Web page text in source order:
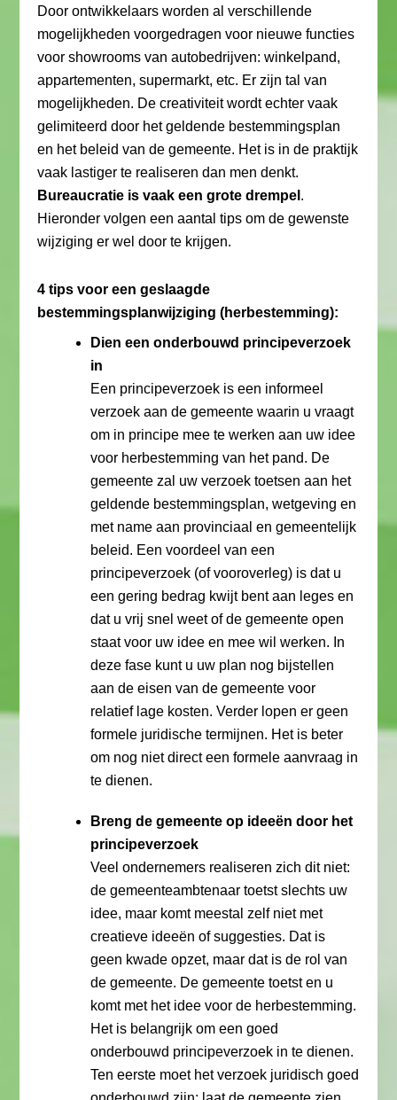
Door ontwikkelaars worden al verschillende
mogelijkheden voorgedragen voor nieuwe functies
voor showrooms van autobedrijven: winkelpand,
appartementen, supermarkt, etc. Er zijn tal van
mogelijkheden. De creativiteit wordt echter vaak
gelimiteerd door het geldende bestemmingsplan
en het beleid van de gemeente. Het is in de praktijk
vaak lastiger te realiseren dan men denkt.
Bureaucratie is vaak een grote drempel .
Hieronder volgen een aantal tips om de gewenste
wijziging er wel door te krijgen.
4 tips voor een geslaagde
bestemmingsplanwijziging (herbestemming):
Dien een onderbouwd principeverzoek
in
Een principeverzoek is een informeel
verzoek aan de gemeente waarin u vraagt
om in principe mee te werken aan uw idee
voor herbestemming van het pand. De
gemeente zal uw verzoek toetsen aan het
geldende bestemmingsplan, wetgeving en
met name aan provinciaal en gemeentelijk
beleid. Een voordeel van een
principeverzoek (of vooroverleg) is dat u
een gering bedrag kwijt bent aan leges en
dat u vrij snel weet of de gemeente open
staat voor uw idee en mee wil werken. In
deze fase kunt u uw plan nog bijstellen
aan de eisen van de gemeente voor
relatief lage kosten. Verder lopen er geen
formele juridische termijnen. Het is beter
om nog niet direct een formele aanvraag in
te dienen.
Breng de gemeente op ideeën door het
principeverzoek
Veel ondernemers realiseren zich dit niet:
de gemeenteambtenaar toetst slechts uw
idee, maar komt meestal zelf niet met
creatieve ideeën of suggesties. Dat is
geen kwade opzet, maar dat is de rol van
de gemeente. De gemeente toetst en u
komt met het idee voor de herbestemming.
Het is belangrijk om een goed
onderbouwd principeverzoek in te dienen.
Ten eerste moet het verzoek juridisch goed